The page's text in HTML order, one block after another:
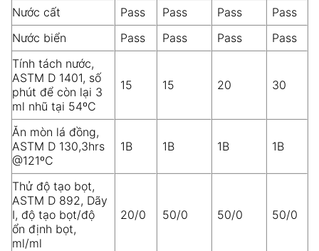
Nước cất
Pass Pass Pass
Pass
Nước biển
Pass Pass Pass
Pass
Tính tách nước,
ASTM D 1401, số
phút để còn lại 3
ml nhũ tại 54ºC
15 15 20 30
Ăn mòn lá đồng,
ASTM D 130,3hrs
@121ºC
1B 1B 1B 1B
Thử độ tạo bọt,
ASTM D 892, Dãy
I, độ tạo bọt/độ
ổn định bọt,
ml/ml
20/0 50/0 50/0 50/0